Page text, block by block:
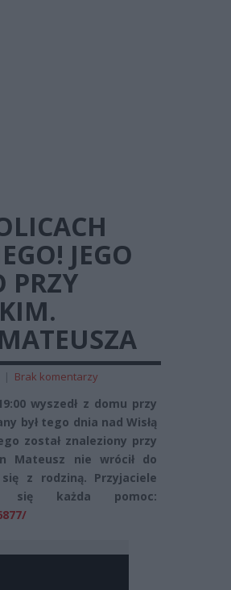
JEGO
PRZY
| Brak komentarzy
wyszedł z domu przy
był tego dnia nad Wisłą
został znaleziony przy
Mateusz nie wrócił do
z rodziną. Przyjaciele
się każda pomoc: